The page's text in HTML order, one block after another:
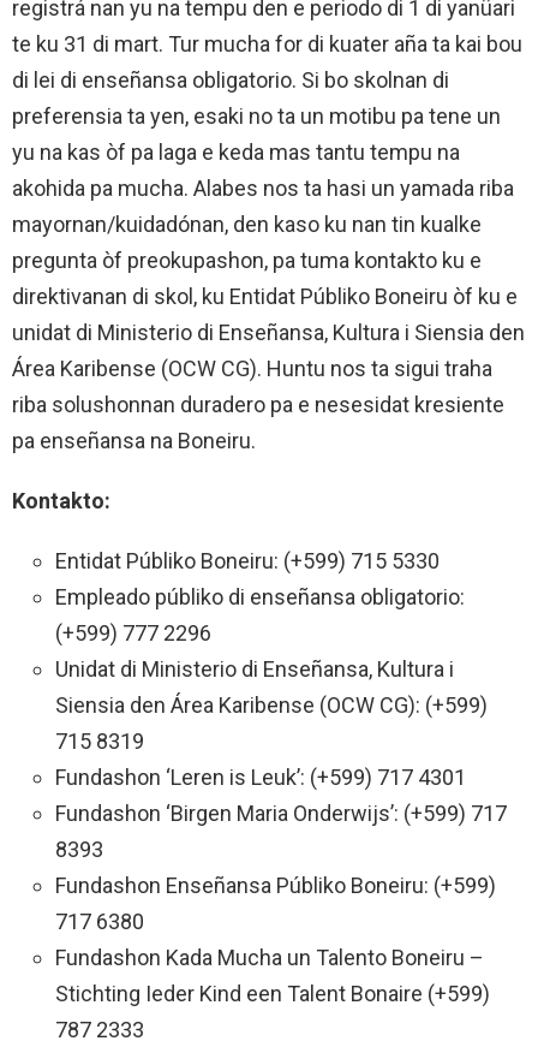
registrá nan yu na tempu den e periodo di 1 di yanüari
te ku 31 di mart. Tur mucha for di kuater aña ta kai bou
di lei di enseñansa obligatorio. Si bo skolnan di
preferensia ta yen, esaki no ta un motibu pa tene un
yu na kas òf pa laga e keda mas tantu tempu na
akohida pa mucha. Alabes nos ta hasi un yamada riba
mayornan/kuidadónan, den kaso ku nan tin kualke
pregunta òf preokupashon, pa tuma kontakto ku e
direktivanan di skol, ku Entidat Públiko Boneiru òf ku e
unidat di Ministerio di Enseñansa, Kultura i Siensia den
Área Karibense (OCW CG). Huntu nos ta sigui traha
riba solushonnan duradero pa e nesesidat kresiente
pa enseñansa na Boneiru.
Kontakto:
Entidat Públiko Boneiru: (+599) 715 5330
Empleado públiko di enseñansa obligatorio:
(+599) 777 2296
Unidat di Ministerio di Enseñansa, Kultura i
Siensia den Área Karibense (OCW CG): (+599)
715 8319
Fundashon ‘Leren is Leuk’: (+599) 717 4301
Fundashon ‘Birgen Maria Onderwijs’: (+599) 717
8393
Fundashon Enseñansa Públiko Boneiru: (+599)
717 6380
Fundashon Kada Mucha un Talento Boneiru –
Stichting Ieder Kind een Talent Bonaire (+599)
787 2333